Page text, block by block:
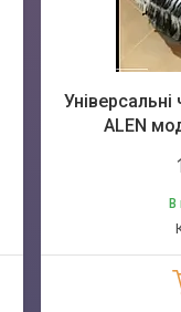
ALEN
В